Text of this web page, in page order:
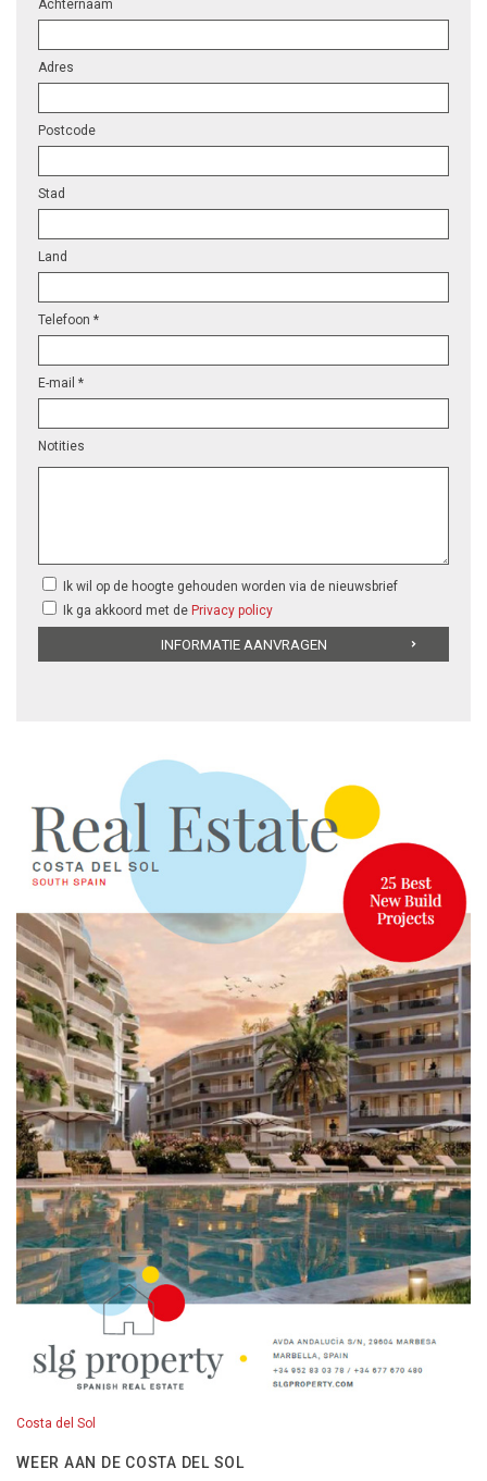
Achternaam
Adres
Postcode
Stad
Land
Telefoon *
E-mail *
Notities
Ik wil op de hoogte gehouden worden via de nieuwsbrief
Ik ga akkoord met de Privacy policy
Costa del Sol
WEER AAN DE COSTA DEL SOL